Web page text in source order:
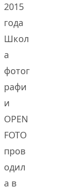
2015
года
Школ
а
фотог
рафи
и
OPEN
FOTO
пров
одил
а в